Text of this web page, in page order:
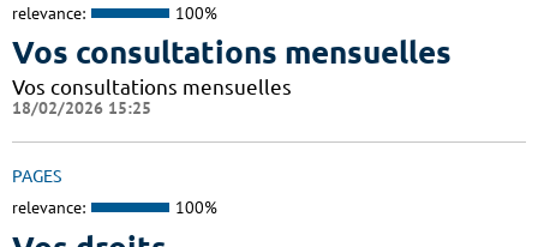
relevance: 100%
Vos consultations mensuelles
Vos consultations mensuelles
18/02/2026 15:25
PAGES
relevance: 100%